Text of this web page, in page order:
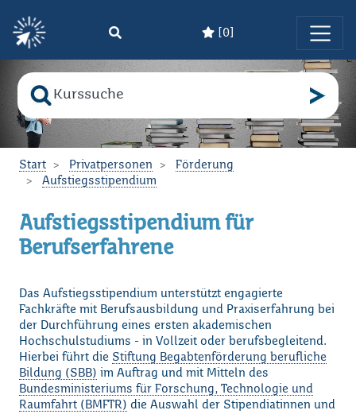
Zum Hauptinhalt springen
[ 0]
Suche nach
Bitte geben Sie den Suchbegriff ein!
Start Privatpersonen
Förderung
Aufstiegsstipendium
Aufstiegsstipendium für
Berufserfahrene
Das Aufstiegsstipendium unterstützt engagierte
Fachkräfte mit Berufsausbildung und Praxiserfahrung bei
der Durchführung eines ersten akademischen
Hochschulstudiums - in Vollzeit oder berufsbegleitend.
Hierbei führt die Stiftung Begabtenförderung berufliche
Bildung (SBB) im Auftrag und mit Mitteln des
Bundesministeriums für Forschung, Technologie und
Raumfahrt (BMFTR) die Auswahl der Stipendiatinnen und